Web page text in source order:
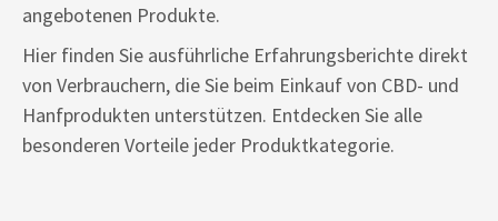
angebotenen Produkte.
Hier finden Sie ausführliche Erfahrungsberichte direkt
von Verbrauchern, die Sie beim Einkauf von CBD- und
Hanfprodukten unterstützen. Entdecken Sie alle
besonderen Vorteile jeder Produktkategorie.